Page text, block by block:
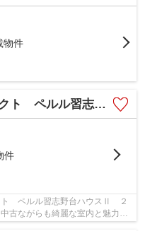
物件
ル習志野台ハウスⅡ ２階
件
ト ペルル習志野台ハウスⅡ ２
古ながらも綺麗な室内と魅力的
テーショ...